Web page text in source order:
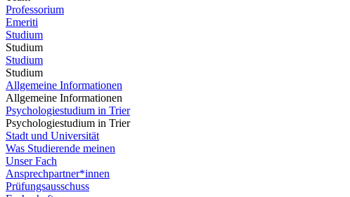
Professorium
Emeriti
Studium
Studium
Studium
Studium
Allgemeine Informationen
Allgemeine Informationen
Psychologiestudium in Trier
Psychologiestudium in Trier
Stadt und Universität
Was Studierende meinen
Unser Fach
Ansprechpartner*innen
Prüfungsausschuss